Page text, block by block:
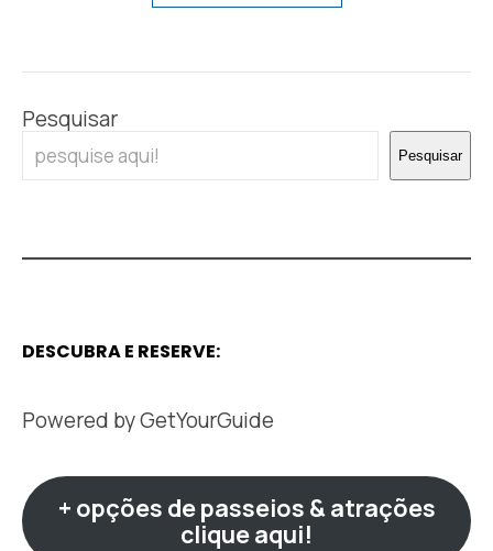
Pesquisar
Pesquisar
DESCUBRA E RESERVE:
Powered byGetYourGuide
+ opções de passeios & atrações
clique aqui!